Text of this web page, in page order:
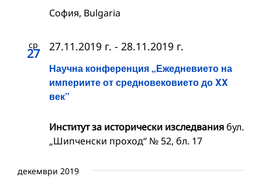
София, Bulgaria
ср
27
Научна конференция „Ежедневието на
империите от средновековието до XX
век”
27.11.2019 г. - 28.11.2019 г.
Институт за исторически изследваниябул.
„Шипченски проход“ № 52, бл. 17
декември 2019